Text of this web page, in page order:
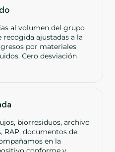
al volumen del grupo
recogida ajustadas a la
por materiales
Cero desviación
biorresiduos, archivo
RAP, documentos de
en la